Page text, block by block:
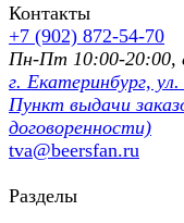
Контакты
+7 (902) 872-54-70
Пн-Пт 10:00-20:00,
г. Екатеринбург,
Пункт выдачи
договоренности)
tva@beersfan.ru
Разделы